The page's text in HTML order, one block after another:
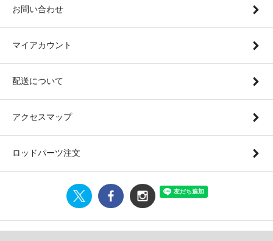
お問い合わせ
マイアカウント
配送について
アクセスマップ
ロッドパーツ注文